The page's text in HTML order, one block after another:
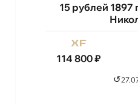
15 рублей 1897
xf
114 800₽
↺